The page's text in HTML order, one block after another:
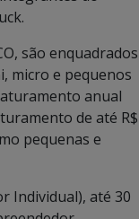
são enquadrados
micro e pequenos
anual
de até R$
pequenas e
Individual), até 30